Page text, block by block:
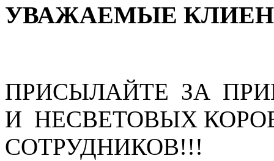
УВАЖАЕМЫЕ
ПРИСЫЛАЙТЕ ЗА
И НЕСВЕТОВЫХ
СОТРУДНИКОВ!!!